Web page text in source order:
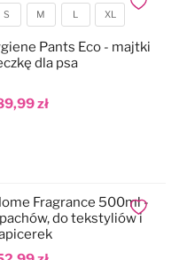
S M L XL
zł
Pants Eco - majtki
dla psa
Dodaj
Fragrance 500ml -
do tekstyliów iDodaj